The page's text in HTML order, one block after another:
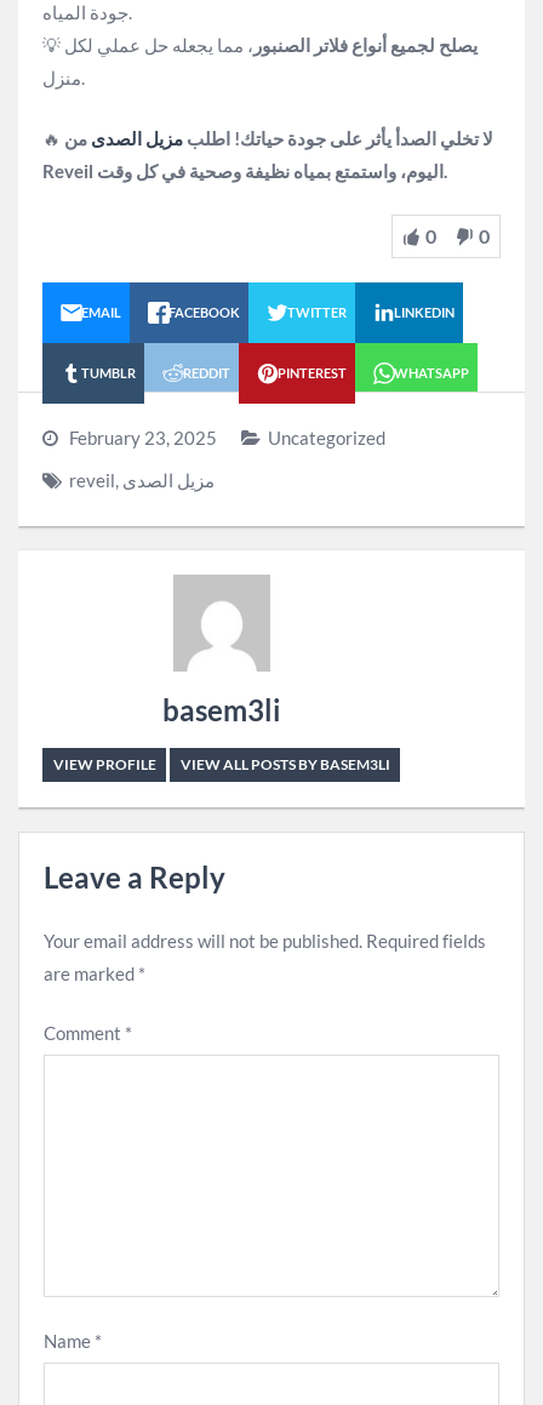
جودة المياه.
💡
يصلح لجميع أنواع فلاتر الصنبور ، مما يجعله حل عملي لكل
منزل.
🔥 لا تخلي الصدأ يأثر على جودة حياتك! اطلب مزيل الصدى من
0 0
EMAIL FACEBOOK TWITTER LINKEDIN
TUMBLR REDDIT PINTEREST WHATSAPP
February 23, 2025
Uncategorized
reveil, مزيل الصدى
basem3li
VIEW PROFILE VIEW ALL POSTS BY BASEM3LI
Leave a Reply
Your email address will not be published. Required fields
are marked *
Comment *
Name *